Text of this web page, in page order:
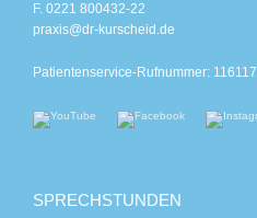
F. 0221 800432-22
praxis@dr-kurscheid.de
Patientenservice-Rufnummer: 116117
SPRECHSTUNDEN